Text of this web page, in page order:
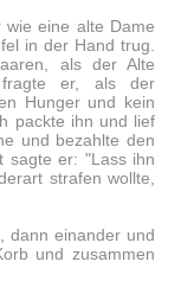
eine alte Dame
in der Hand trug.
als der Alte
fragte er, als der
Hunger und kein
packte ihn und lief
und bezahlte den
sagte er: "Lass ihn
strafen wollte,
dann einander und
und zusammen